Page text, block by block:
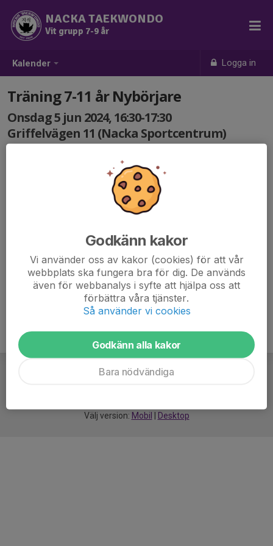
Kalender Logga in
NACKA TAEKWONDO
Vit grupp 7-9 år
Träning 7-11 år Nybörjare
Onsdag 5 jun 2024, 16:30-17:30
Griffelvägen 11 (Nacka Sportcentrum)
Välj version: Mobil Desktop
Godkänn kakor
Vi använder oss av kakor (cookies) för att vår
webbplats ska fungera bra för dig. De används
även för webbanalys i syfte att hjälpa oss att
förbättra våra tjänster.
Så använder vi cookies
Godkänn alla kakor
Bara nödvändiga